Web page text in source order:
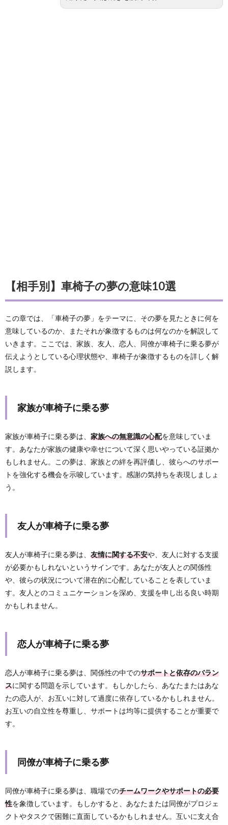
【相手別】車椅子の夢の意味10選
この章では、「車椅子の夢」をテーマに、その夢を見たときに何を
意味しているのか、またそれが象徴するものは何なのかを解説して
いきます。ここでは、家族、友人、恋人、同僚が車椅子に乗る夢が
伝えようとしている心理状態や、車椅子が象徴するものを詳しく解
説します。
家族が車椅子に乗る夢
家族が車椅子に乗る夢は、 家族への無意識の心配を意味していま
す。あなたが家族の健康や幸せについて深く思いやっている証拠か
もしれません。この夢は、家族との絆を再評価し、彼らへのサポー
トを強化する機会を示唆しています。感謝の気持ちを表現しましょ
う。
友人が車椅子に乗る夢
友人が車椅子に乗る夢は、 友情に関する不安や、友人に対する支援
が必要かもしれないというサインです。あなたが友人との関係性
や、彼らの状況について潜在的に心配していることを表していま
す。友人とのコミュニケーションを深め、支援を申し出る良い時期
かもしれません。
恋人が車椅子に乗る夢
恋人が車椅子に乗る夢は、関係性の中でのサポートと依存のバラン
スに関する問題を示しています。もしかしたら、あなたまたはあな
たの恋人が、お互いに対して過度に依存しているかもしれません。
お互いの自立性を尊重し、サポートは均等に提供することが重要で
す。
同僚が車椅子に乗る夢
同僚が車椅子に乗る夢は、職場でのチームワークやサポートの必要
性を象徴しています。もしかすると、あなたまたは同僚がプロジェ
クトやタスクで困難に直面しているかもしれません。互いに支え合